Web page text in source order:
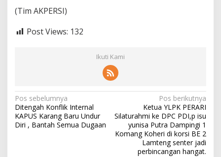
(Tim AKPERSI)
Post Views: 132
Ikuti Kami
N
a
v
Pos sebelumnya
Ditengah Konflik Internal
KAPUS Karang Baru Undur
Diri , Bantah Semua Dugaan
Pos berikutnya
Ketua YLPK PERARI
Silaturahmi ke DPC PDI,p isu
yunisa Putra Dampingi 1
Komang Koheri di korsi BE 2
Lamteng senter jadi
perbincangan hangat.